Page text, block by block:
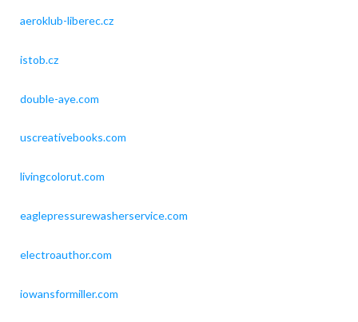
aeroklub-liberec.cz
istob.cz
double-aye.com
uscreativebooks.com
livingcolorut.com
eaglepressurewasherservice.com
electroauthor.com
iowansformiller.com